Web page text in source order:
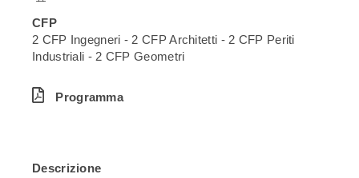
CFP
2 CFP Ingegneri - 2 CFP Architetti - 2 CFP Periti
Industriali - 2 CFP Geometri
Programma
Descrizione